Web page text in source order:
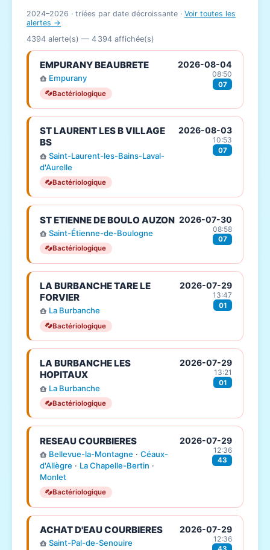
2024–2026 · triées par date décroissante · Voir toutes les
alertes →
4394 alerte(s) — 4 394 affichée(s)
EMPURANY BEAUBRETE
Empurany
Bactériologique
2026-08-04
08:50
07
ST LAURENT LES B VILLAGE
BS
Saint-Laurent-les-Bains-Laval-
d'Aurelle
Bactériologique
2026-08-03
10:53
07
ST ETIENNE DE BOULO AUZON
Saint-Étienne-de-Boulogne
Bactériologique
2026-07-30
08:58
07
LA BURBANCHE TARE LE
FORVIER
La Burbanche
Bactériologique
2026-07-29
13:47
01
LA BURBANCHE LES
HOPITAUX
La Burbanche
Bactériologique
2026-07-29
13:21
01
RESEAU COURBIERES
Bellevue-la-Montagne · Céaux-
d'Allègre · La Chapelle-Bertin ·
Monlet
Bactériologique
2026-07-29
12:36
43
ACHAT D'EAU COURBIERES
Saint-Pal-de-Senouire
2026-07-29
12:36